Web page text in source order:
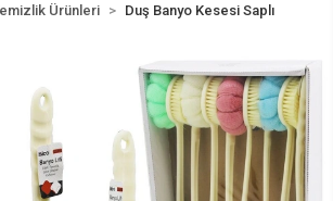
Ürünleri Duş Banyo Kesesi Saplı